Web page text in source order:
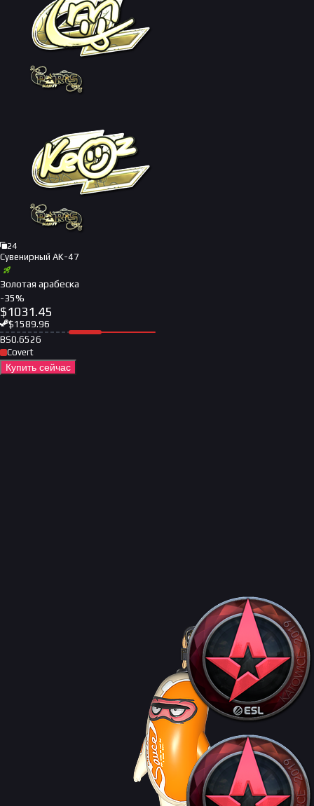
24
Сувенирный AK-47
Золотая арабеска
-35%
$1031.45
$1589.96
BS0.6526
Covert
Купить сейчас